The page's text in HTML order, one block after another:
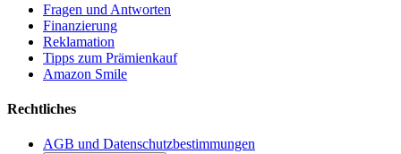
Fragen und Antworten
Finanzierung
Reklamation
Tipps zum Prämienkauf
Amazon Smile
Rechtliches
AGB und Datenschutzbestimmungen